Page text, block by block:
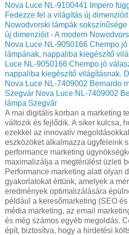
Nova Luce NL-9100441 Impero
Fedezze fel a világítás új dimenzióit
Nowodvorski lámpák sokszínűsége
új dimenzióit - A modern
Nova Luce NL-9050166 Chempo
lámpának, nappaliba kiegészítő
Luce NL-9050166 Chempo jó
nappaliba kiegészítő világításnak.
Nova Luce NL-7409002 Bernardo
Szegvár Nova Luce NL-7409002
lámpa Szegvár
A mai digitális korban a marketing
változik és fejlődik. A siker kulcsa,
ezekkel az innovatív
eszközöket alkalmazza ügyfeleink
performance marketing
maximalizálja a megtérülést üzleti
Performance marketing alatt olyan
gyakorlatokat értünk, amelyek a
eredmények optimalizálására
például a keresőmarketing (SEO
média marketing, az email
és még számos egyéb megoldás.
épít, biztosítva, hogy a hirdetési